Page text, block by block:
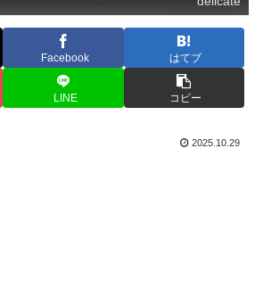
Facebook はてブ
LINE コピー
2025.10.29